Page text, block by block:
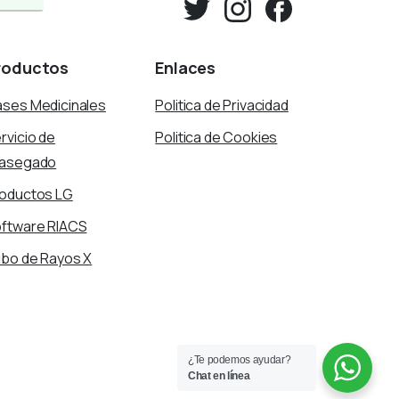
Medicinales
de
LG
RIACS
de Rayos X
Enlaces
Politica de Privacidad
Politica de Cookies
¿Te podemos ayudar?
Chat en línea